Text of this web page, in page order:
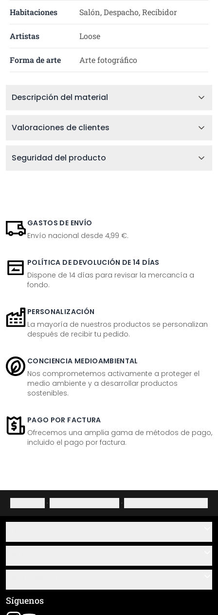
Habitaciones Salón, Despacho, Recibidor
Artistas Loose
Forma de arte Arte fotográfico
Descripción del material
Valoraciones de clientes
Seguridad del producto
GASTOS DE ENVÍO
Envío nacional desde 4,99 €.
POLÍTICA DE DEVOLUCIÓN DE 14 DÍAS
Dispone de 14 días para revisar la mercancía a
fondo.
PERSONALIZACIÓN
La mayoría de nuestros productos se personalizan
después de recibir tu pedido.
CONCIENCIA MEDIOAMBIENTAL
Nos comprometemos activamente a proteger el
medio ambiente y a desarrollar productos
sostenibles.
PAGO POR FACTURA
Ofrecemos una amplia gama de métodos de pago,
incluido el pago por factura.
· ·
Sobre nosotros
Resumen de materiales
Seguimiento de envío
Términos y condiciones generales (CGC)
Síguenos